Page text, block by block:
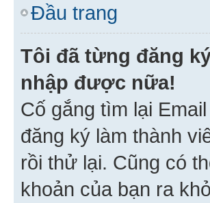
Đầu trang
Tôi đã từng đăng
nhập được nữa!
Cố gắng tìm lại
đăng ký làm thành
rồi thử lại. Cũng có
khoản của bạn ra